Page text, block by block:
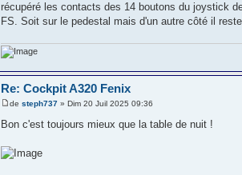
récupéré les contacts des 14 boutons du joystick
FS. Soit sur le pedestal mais d'un autre côté il
Re: Cockpit A320 Fenix
desteph737 » Dim 20 Juil 2025 09:36
Bon c'est toujours mieux que la table de nuit !